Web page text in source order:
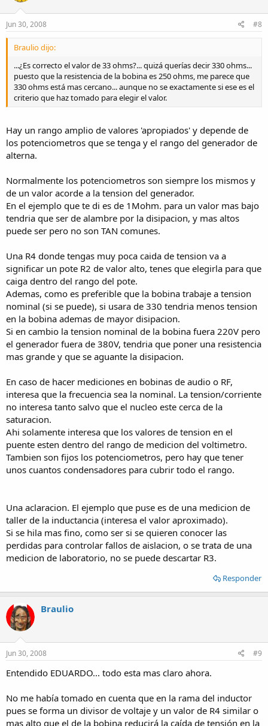
Jun 30, 2008 #8
Braulio dijo:
...¿Es correcto el valor de 33 ohms?... quizá querías decir 330 ohms...
puesto que la resistencia de la bobina es 250 ohms, me parece que
330 ohms está mas cercano... aunque no se exactamente si ese es el
criterio que haz tomado para elegir el valor.
Hay un rango amplio de valores 'apropiados' y depende de
los potenciometros que se tenga y el rango del generador de
alterna.
Normalmente los potenciometros son siempre los mismos y
de un valor acorde a la tension del generador.
En el ejemplo que te di es de 1Mohm. para un valor mas bajo
tendria que ser de alambre por la disipacion, y mas altos
puede ser pero no son TAN comunes.
Una R4 donde tengas muy poca caida de tension va a
significar un pote R2 de valor alto, tenes que elegirla para que
caiga dentro del rango del pote.
Ademas, como es preferible que la bobina trabaje a tension
nominal (si se puede), si usara de 330 tendria menos tension
en la bobina ademas de mayor disipacion.
Si en cambio la tension nominal de la bobina fuera 220V pero
el generador fuera de 380V, tendria que poner una resistencia
mas grande y que se aguante la disipacion.
En caso de hacer mediciones en bobinas de audio o RF,
interesa que la frecuencia sea la nominal. La tension/corriente
no interesa tanto salvo que el nucleo este cerca de la
saturacion.
Ahi solamente interesa que los valores de tension en el
puente esten dentro del rango de medicion del voltimetro.
Tambien son fijos los potenciometros, pero hay que tener
unos cuantos condensadores para cubrir todo el rango.
Una aclaracion. El ejemplo que puse es de una medicion de
taller de la inductancia (interesa el valor aproximado).
Si se hila mas fino, como ser si se quieren conocer las
perdidas para controlar fallos de aislacion, o se trata de una
medicion de laboratorio, no se puede descartar R3.
Responder
Braulio
Jun 30, 2008 #9
Entendido EDUARDO... todo esta mas claro ahora.
No me había tomado en cuenta que en la rama del inductor
pues se forma un divisor de voltaje y un valor de R4 similar o
mas alto que el de la bobina reducirá la caída de tensión en la